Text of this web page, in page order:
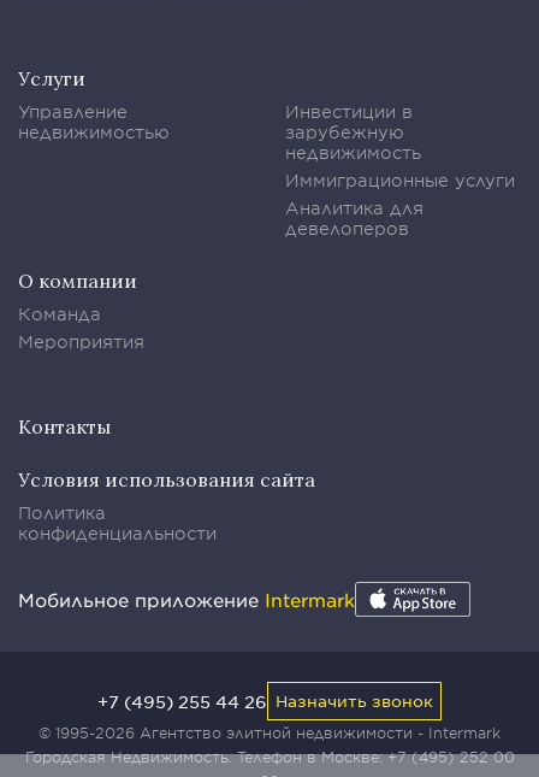
Услуги
Управление
недвижимостью
Инвестиции в
зарубежную
недвижимость
Иммиграционные услуги
Аналитика для
девелоперов
О компании
Команда
Мероприятия
Контакты
Условия использования сайта
Политика
конфиденциальности
Мобильное приложение Intermark
© 1995-2026 Агентство элитной недвижимости - Intermark
Городская Недвижимость. Телефон в Москве:+7 (495) 252 00
+7 (495) 255 44 26 Назначить звонок